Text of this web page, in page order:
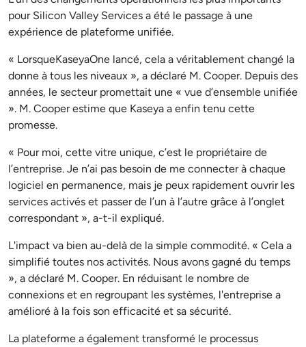
pour Silicon Valley Services a été le passage à une
expérience de plateforme unifiée.
« LorsqueKaseyaOne lancé, cela a véritablement changé la
donne à tous les niveaux », a déclaré M. Cooper. Depuis des
années, le secteur promettait une « vue d’ensemble unifiée
». M. Cooper estime que Kaseya a enfin tenu cette
promesse.
« Pour moi, cette vitre unique, c’est le propriétaire de
l’entreprise. Je n’ai pas besoin de me connecter à chaque
logiciel en permanence, mais je peux rapidement ouvrir les
services activés et passer de l’un à l’autre grâce à l’onglet
correspondant », a-t-il expliqué.
L'impact va bien au-delà de la simple commodité. « Cela a
simplifié toutes nos activités. Nous avons gagné du temps
», a déclaré M. Cooper. En réduisant le nombre de
connexions et en regroupant les systèmes, l'entreprise a
amélioré à la fois son efficacité et sa sécurité.
La plateforme a également transformé le processus